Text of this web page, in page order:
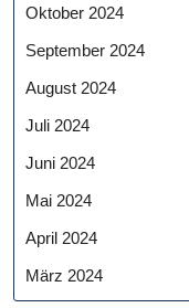
Oktober 2024
September 2024
August 2024
Juli 2024
Juni 2024
Mai 2024
April 2024
März 2024